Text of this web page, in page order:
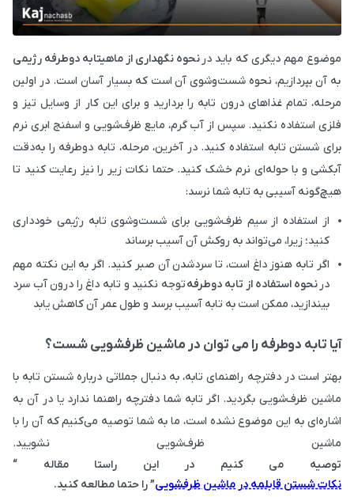
موضوع مهم دیگری که باید در نحوه نگهداری از ماهیتابه دوطرفه رژیمی
به آن بپردازیم، نحوه شست‌وشوی آن است که بسیار آسان است. در اولین
مرحله، تمام غذاهای درون تابه را بردارید و برای این کار از وسایل تیز و
فلزی استفاده نکنید. سپس از آب گرم، مایع ظرف‌شویی و اسفنج ابری نرم
برای شستن تابه استفاده کنید. در آخرین، مرحله، تابه دوطرفه را به‌دقت
آبکشی و با حوله‌ای نرم خشک کنید. حتما نکات زیر را نیز رعایت کنید تا
هیچ‌گونه آسیبی به تابه شما نرسد:
از استفاده از سیم ظرف‌شویی برای شست‌وشوی تابه رژیمی خودداری
کنید؛ زیرا، می‌تواند به روکش آن آسیب برساند
اگر تابه هنوز داغ است، تا سردشدن آن صبر کنید. اگر به این نکته مهم
در نحوه استفاده از تابه دوطرفهتوجه نکنید و تابه داغ را درون آب سرد
بیندازید، ممکن است به تابه آسیب برسد و طول عمر آن کاهش یابد
آیا تابه دوطرفه را می توان در ماشین ظرفشویی شست؟
بهتر است در دفترچه راهنمای تابه، به دنبال جملاتی درباره شستن تابه با
ماشین ظرف‌شویی بگردید. اگر تابه شما دفترچه راهنما ندارد یا در آن به
اشاره‌ای به این موضوع نشده است، ما به شما توصیه می‌کنیم که آن را با
ماشین ظرف‌شویی نشویید.
توصیه می کنیم در این راستا مقاله “
نکات شستن قابلمه در ماشین ظرفشویی” را حتما مطالعه کنید.